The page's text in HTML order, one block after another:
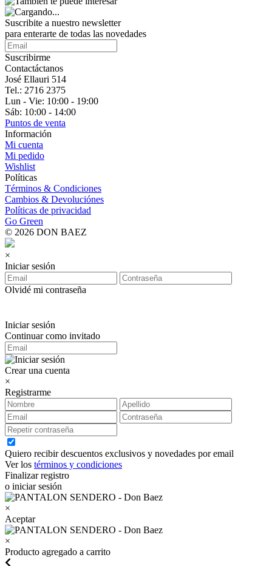
Suscribite a nuestro newsletter
para enterarte de todas las novedades
Suscribirme
Contactáctanos
José Ellauri 514
Tel.: 2716 2375
Lun - Vie: 10:00 - 19:00
Sáb: 10:00 - 14:00
Puntos de venta
Información
Mi cuenta
Mi pedido
Wishlist
Políticas
Términos & Condiciones
Cambios & Devoluciónes
Políticas de privacidad
Go Green
© 2026 DON BAEZ
×
Iniciar sesión
Olvidé mi contraseña
Iniciar sesión
Continuar como invitado
Crear una cuenta
×
Registrarme
Quiero recibir descuentos exclusivos y novedades por email
Ver los términos y condiciones
Finalizar registro
o iniciar sesión
×
Aceptar
×
Producto agregado a carrito